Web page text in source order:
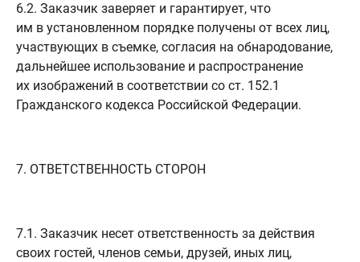
6.2. Заказчик заверяет и гарантирует, что
им в установленном порядке получены от всех лиц,
участвующих в съемке, согласия на обнародование,
дальнейшее использование и распространение
их изображений в соответствии со ст. 152.1
Гражданского кодекса Российской Федерации.
7. ОТВЕТСТВЕННОСТЬ СТОРОН
7.1. Заказчик несет ответственность за действия
своих гостей, членов семьи, друзей, иных лиц,